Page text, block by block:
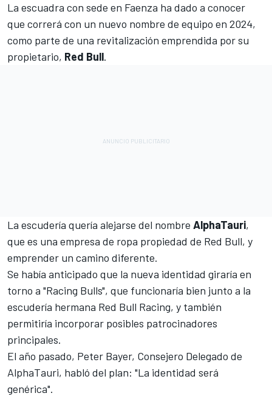
La escuadra con sede en Faenza ha dado a conocer
que correrá con un nuevo nombre de equipo en 2024,
como parte de una revitalización emprendida por su
propietario, Red Bull.
La escudería quería alejarse del nombre AlphaTauri,
que es una empresa de ropa propiedad de Red Bull, y
emprender un camino diferente.
Se había anticipado que la nueva identidad giraría en
torno a "Racing Bulls", que funcionaría bien junto a la
escudería hermana Red Bull Racing, y también
permitiría incorporar posibles patrocinadores
principales.
El año pasado, Peter Bayer, Consejero Delegado de
AlphaTauri, habló del plan: "La identidad será
genérica".